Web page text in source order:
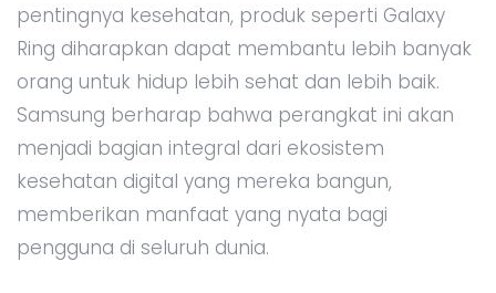
pentingnya kesehatan, produk seperti Galaxy
Ring diharapkan dapat membantu lebih banyak
orang untuk hidup lebih sehat dan lebih baik.
Samsung berharap bahwa perangkat ini akan
menjadi bagian integral dari ekosistem
kesehatan digital yang mereka bangun,
memberikan manfaat yang nyata bagi
pengguna di seluruh dunia.